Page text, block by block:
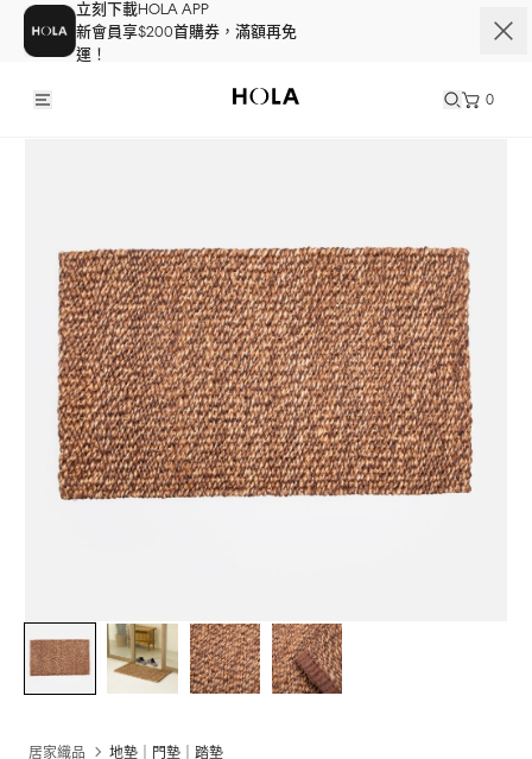
立刻下載HOLA APP
新會員享$200首購券，滿額再免
運！
0
居家織品 地墊｜門墊｜踏墊